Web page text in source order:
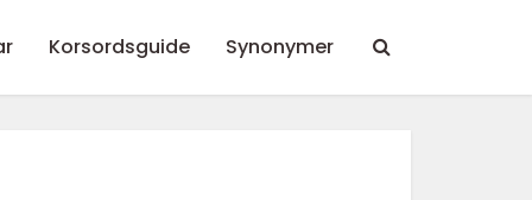
Korsordsguide Synonymer